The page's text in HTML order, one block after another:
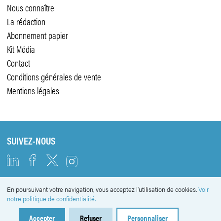
Nous connaître
La rédaction
Abonnement papier
Kit Média
Contact
Conditions générales de vente
Mentions légales
SUIVEZ-NOUS
NEWSLETTER
En poursuivant votre navigation, vous acceptez l'utilisation de cookies.Voir
notre politique de confidentialité.
Accepter Refuser Personnaliser